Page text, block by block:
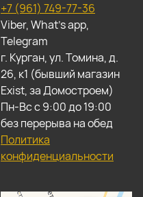
+7 (961) 749-77-36
Viber, What's app,
Telegram
г. Курган, ул. Томина, д.
26, к1 (бывший магазин
Exist, за Домостроем)
Пн-Вс с 9:00 до 19:00
без перерыва на обед
Политика
конфиденциальности